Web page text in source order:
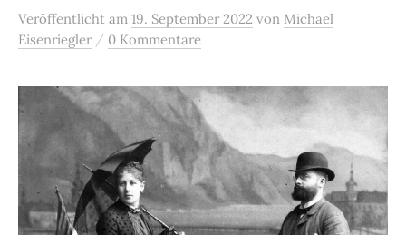
Veröffentlicht am 19. September 2022 von Michael
Eisenriegler / 0 Kommentare